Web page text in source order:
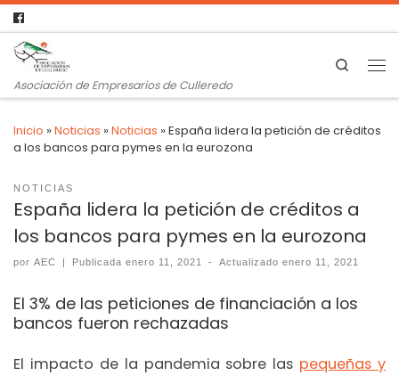
Asociación de Empresarios de Culleredo
Search
Inicio »Noticias »Noticias »España lidera la petición de créditos
a los bancos para pymes en la eurozona
NOTICIAS
España lidera la petición de créditos a
los bancos para pymes en la eurozona
por AEC | Publicadaenero 11, 2021 - Actualizadoenero 11, 2021
El 3% de las peticiones de financiación a los
bancos fueron rechazadas
El impacto de la pandemia sobre las pequeñas y